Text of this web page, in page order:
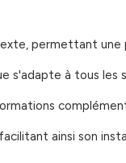
permettant
s'adapte à tous les
ainsi son